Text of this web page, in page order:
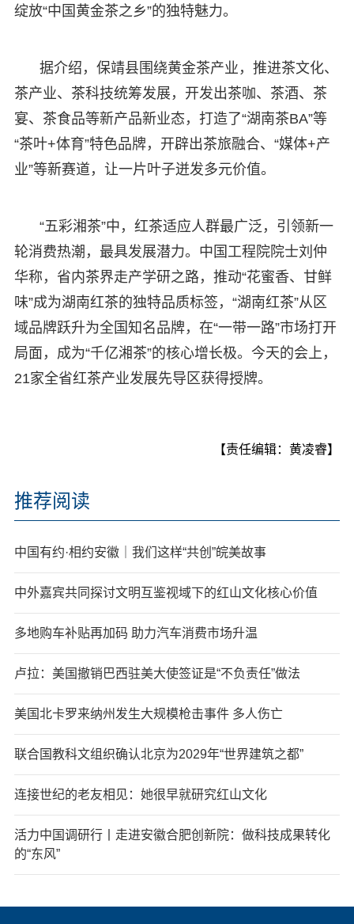
绽放“中国黄金茶之乡”的独特魅力。
据介绍，保靖县围绕黄金茶产业，推进茶文化、
茶产业、茶科技统筹发展，开发出茶咖、茶酒、茶
宴、茶食品等新产品新业态，打造了“湖南茶BA”等
“茶叶+体育”特色品牌，开辟出茶旅融合、“媒体+产
业”等新赛道，让一片叶子迸发多元价值。
“五彩湘茶”中，红茶适应人群最广泛，引领新一
轮消费热潮，最具发展潜力。中国工程院院士刘仲
华称，省内茶界走产学研之路，推动“花蜜香、甘鲜
味”成为湖南红茶的独特品质标签，“湖南红茶”从区
域品牌跃升为全国知名品牌，在“一带一路”市场打开
局面，成为“千亿湘茶”的核心增长极。今天的会上，
21家全省红茶产业发展先导区获得授牌。
【责任编辑：黄凌睿】
推荐阅读
中国有约·相约安徽｜我们这样“共创”皖美故事
中外嘉宾共同探讨文明互鉴视域下的红山文化核心价值
多地购车补贴再加码 助力汽车消费市场升温
卢拉：美国撤销巴西驻美大使签证是“不负责任”做法
美国北卡罗来纳州发生大规模枪击事件 多人伤亡
联合国教科文组织确认北京为2029年“世界建筑之都”
连接世纪的老友相见：她很早就研究红山文化
活力中国调研行丨走进安徽合肥创新院：做科技成果转化
的“东风”